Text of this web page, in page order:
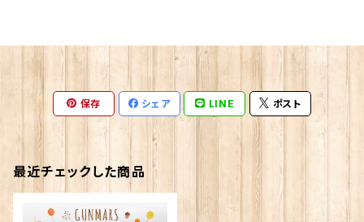
保存 シェア LINE ポスト
最近チェックした商品